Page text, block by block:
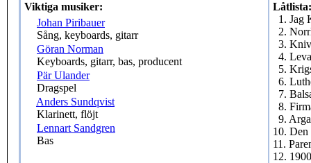
Viktiga musiker:
Johan Piribauer
Sång, keyboards, gitarr
Göran Norman
Keyboards, gitarr, bas, producent
Pär Ulander
Dragspel
Anders Sundqvist
Klarinett, flöjt
Lennart Sandgren
Bas
Låtlista:
1. Jag
2.
3.
4.
5.
6.
7.
8.
9.
10. Den
11.
12.